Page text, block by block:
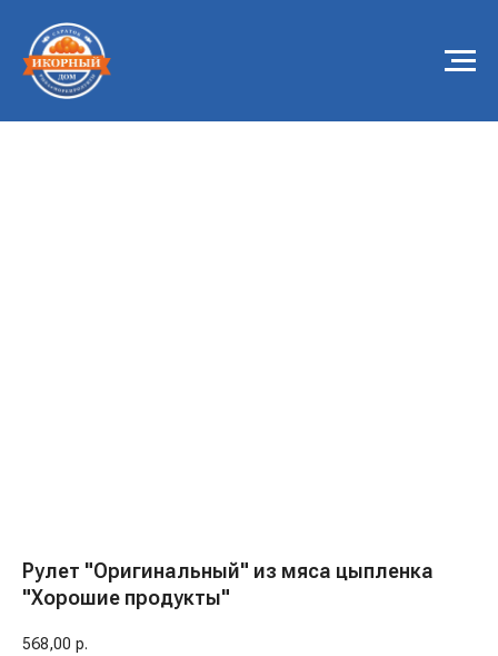
Рулет "Оригинальный" из мяса цыпленка
"Хорошие продукты"
568,00 р.